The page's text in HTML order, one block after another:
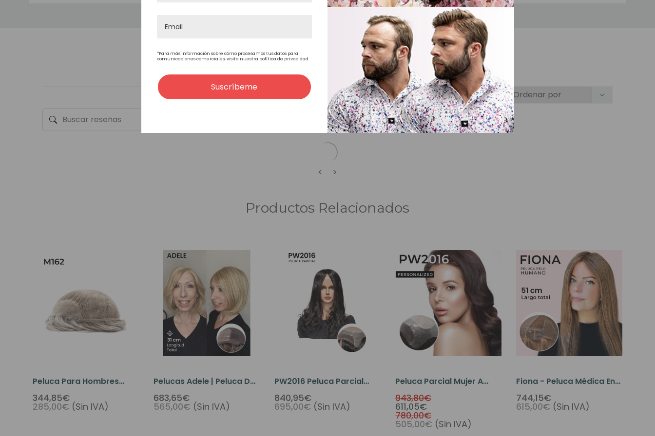
LARGO DEL CABELLO
LA DURABILIDAD De mediana a larga
Naturalmente ondulado
ESTILO DEL CABELLO Estilo libre
< >
Productos Relacionados
Peluca Para Hombres
M162 Con Encaje, Pieza De
Cabello Con Frente De Piel
344,85€
285,00€ (Sin IVA)
Pelucas Adele | Peluca De
Cabello Humano Premium
Para Mujer
683,65€
565,00€ (Sin IVA)
PW2016 Peluca Parcial
Para Dama Con Tejido
Monofilamento Y Frente
840,95€
695,00€ (Sin IVA)
Peluca Parcial Mujer A
Medida Con Poliuretano
Perimetral Y Tul Frontal -
PW2016
943,80€
611,05€
780,00€
505,00€ (Sin IVA)
Fiona - Peluca Médica En
Monofilamento De Seda
Con Frente De Encaje Y
744,15€
615,00€ (Sin IVA)
*Para más información sobre cómo procesamos tus datos para
comunicaciones comerciales, visita nuestra política de privacidad.
Suscríbeme